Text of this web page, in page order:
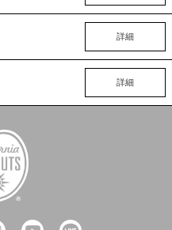
詳細
詳細